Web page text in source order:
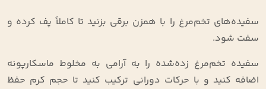
سفیده‌های تخم‌مرغ را با همزن برقی بزنید تا کاملاً پف کرده و
سفت شود.
سفیده تخم‌مرغ زده‌شده را به آرامی به مخلوط ماسکارپونه
اضافه کنید و با حرکات دورانی ترکیب کنید تا حجم کرم حفظ